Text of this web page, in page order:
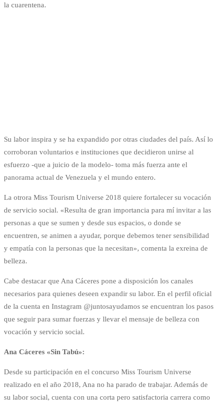
la cuarentena.
Su labor inspira y se ha expandido por otras ciudades del país. Así lo
corroboran voluntarios e instituciones que decidieron unirse al
esfuerzo -que a juicio de la modelo- toma más fuerza ante el
panorama actual de Venezuela y el mundo entero.
La otrora Miss Tourism Universe 2018 quiere fortalecer su vocación
de servicio social. «Resulta de gran importancia para mí invitar a las
personas a que se sumen y desde sus espacios, o donde se
encuentren, se animen a ayudar, porque debemos tener sensibilidad
y empatía con la personas que la necesitan», comenta la exreina de
belleza.
Cabe destacar que Ana Cáceres pone a disposición los canales
necesarios para quienes deseen expandir su labor. En el perfil oficial
de la cuenta en Instagram @juntosayudamos se encuentran los pasos
que seguir para sumar fuerzas y llevar el mensaje de belleza con
vocación y servicio social.
Ana Cáceres «Sin Tabú»:
Desde su participación en el concurso Miss Tourism Universe
realizado en el año 2018, Ana no ha parado de trabajar. Además de
su labor social, cuenta con una corta pero satisfactoria carrera como